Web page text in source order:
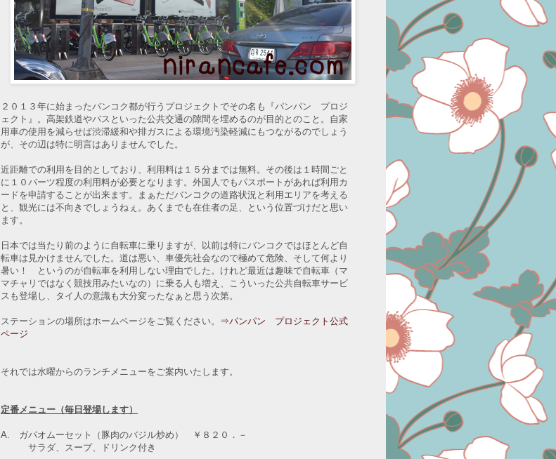
２０１３年に始まったバンコク都が行うプロジェクトでその名も『パンパン プロジ
ェクト』。高架鉄道やバスといった公共交通の隙間を埋めるのが目的とのこと。自家
用車の使用を減らせば渋滞緩和や排ガスによる環境汚染軽減にもつながるのでしょう
が、その辺は特に明言はありませんでした。
近距離での利用を目的としており、利用料は１５分までは無料。その後は１時間ごと
に１０バーツ程度の利用料が必要となります。外国人でもパスポートがあれば利用カ
ードを申請することが出来ます。まぁただバンコクの道路状況と利用エリアを考える
と、観光には不向きでしょうねぇ。あくまでも在住者の足、という位置づけだと思い
ます。
日本では当たり前のように自転車に乗りますが、以前は特にバンコクではほとんど自
転車は見かけませんでした。道は悪い、車優先社会なので極めて危険、そして何より
暑い！ というのが自転車を利用しない理由でした。けれど最近は趣味で自転車（マ
マチャリではなく競技用みたいなの）に乗る人も増え、こういった公共自転車サービ
スも登場し、タイ人の意識も大分変ったなぁと思う次第。
ステーションの場所はホームページをご覧ください。 ⇒パンパン プロジェクト公式
ページ
それでは水曜からのランチメニューをご案内いたします。
定番メニュー（毎日登場します）
A. ガパオムーセット（豚肉のバジル炒め） ￥８２０．－
サラダ、スープ、ドリンク付き